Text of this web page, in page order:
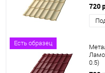
720
Есть образец
0.5)